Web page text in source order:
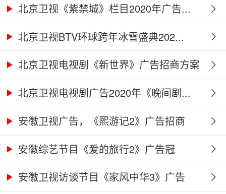
北京卫视《紫禁城》栏目2020年广告...
北京卫视BTV环球跨年冰雪盛典202...
北京卫视电视剧《新世界》广告招商方案
北京卫视电视剧广告2020年《晚间剧...
安徽卫视广告，《熙游记2》广告招商
合...安徽综艺节目《爱的旅行2》广告冠
名、...
安徽卫视访谈节目《家风中华3》广告